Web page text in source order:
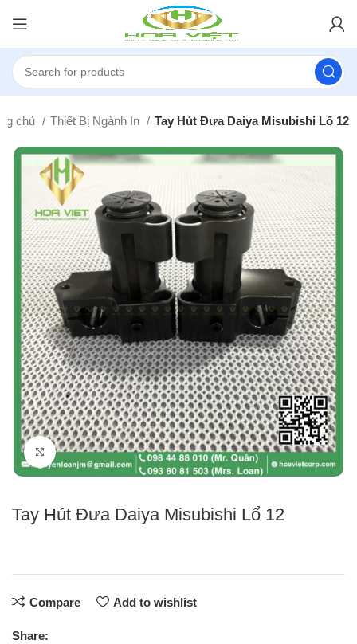
chủ Thiết Bị Ngành In Tay Hút Đưa Daiya Misubishi Lổ 12
Click to enlarge
Tay Hút Đưa Daiya Misubishi Lổ 12
Compare Add to wishlist
Share: